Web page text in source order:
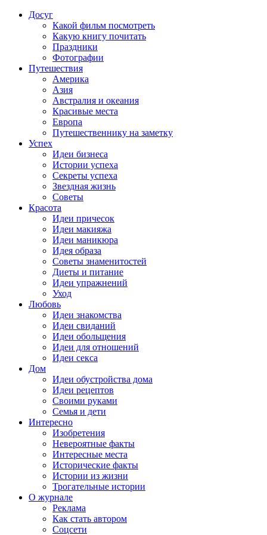
Досуг
Какой фильм посмотреть
Какую книгу почитать
Праздники
Фотографии
Путешествия
Америка
Азия
Австралия и океания
Красивые места
Европа
Путешественнику на заметку
Успех
Идеи бизнеса
Истории успеха
Секреты успеха
Звездная жизнь
Советы
Красота
Идеи причесок
Идеи макияжа
Идеи маникюра
Идея образа
Советы знаменитостей
Диеты и питание
Идеи упражнений
Уход
Любовь
Идеи знакомства
Идеи свиданий
Идеи обольщения
Идеи для отношений
Идеи секса
Дом
Идеи обустройства дома
Идеи рецептов
Своими руками
Семья и дети
Интересно
Изобретения
Невероятные факты
Интересные места
Исторические факты
Истории из жизни
Трогательные истории
О журнале
Реклама
Как стать автором
Соцсети